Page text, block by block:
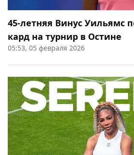
45-летняя Винус Уильямс
кард на турнир в Остине
05:53, 05 февраля 2026